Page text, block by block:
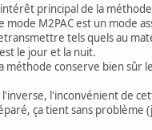
principal de la
mode M2PAC est un mode
tels quels au
le jour et la nuit.
méthode conserve bien sûr
l'inverse, l'inconvénient de
ça tient sans problème